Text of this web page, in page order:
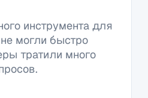
инструмента для
могли быстро
тратили много